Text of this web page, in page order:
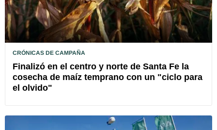
CRÓNICAS DE CAMPAÑA
Finalizó en el centro y norte de Santa Fe la
cosecha de maíz temprano con un "ciclo para
el olvido"